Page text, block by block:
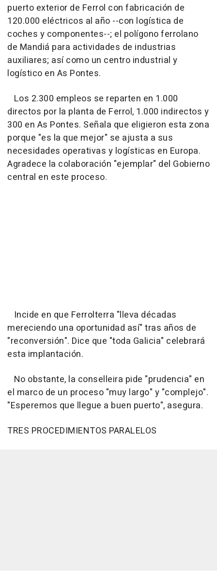
puerto exterior de Ferrol con fabricación de
120.000 eléctricos al año --con logística de
coches y componentes--; el polígono ferrolano
de Mandiá para actividades de industrias
auxiliares; así como un centro industrial y
logístico en As Pontes.
Los 2.300 empleos se reparten en 1.000
directos por la planta de Ferrol, 1.000 indirectos y
300 en As Pontes. Señala que eligieron esta zona
porque "es la que mejor" se ajusta a sus
necesidades operativas y logísticas en Europa.
Agradece la colaboración "ejemplar" del Gobierno
central en este proceso.
Incide en que Ferrolterra "lleva décadas
mereciendo una oportunidad así" tras años de
"reconversión". Dice que "toda Galicia" celebrará
esta implantación.
No obstante, la conselleira pide "prudencia" en
el marco de un proceso "muy largo" y "complejo".
"Esperemos que llegue a buen puerto", asegura.
TRES PROCEDIMIENTOS PARALELOS